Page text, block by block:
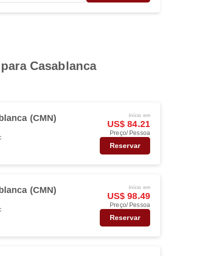
Casablanca
(CMN) Início em
US$ 84.21
Preço/ Pessoa
Reservar
(CMN) Início em
US$ 98.49
Preço/ Pessoa
Reservar